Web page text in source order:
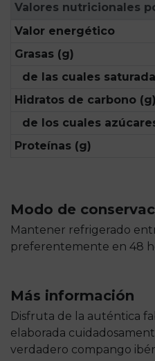
Valores nutricionales
Valor energético
Grasas (g)
de las cuales
Hidratos de carbono (g)
de los cuales
Proteínas (g)
Modo de
Mantener refrigerado
preferentemente en 48
Más información
Disfruta de la auténtica
elaborada
verdadero compango